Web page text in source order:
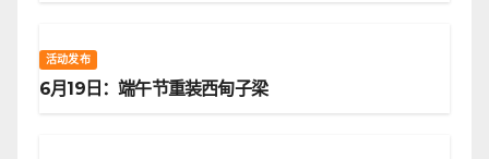
活动发布
6月19日：端午节重装西甸子梁